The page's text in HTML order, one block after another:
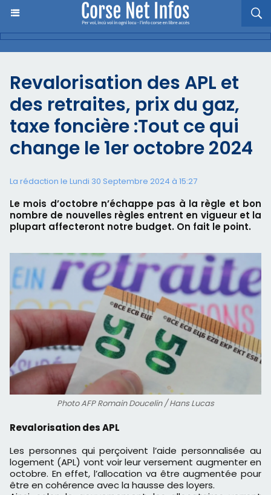
Revalorisation des APL et
des retraites, prix du gaz,
taxe foncière :Tout ce qui
change le 1er octobre 2024
La rédaction le Lundi 30 Septembre 2024 à 15:27
Le mois d’octobre n’échappe pas à la règle et bon
nombre de nouvelles règles entrent en vigueur et la
plupart affecteront notre budget. On fait le point.
Photo AFP Romain Doucelin / Hans Lucas
Revalorisation des APL
Les personnes qui perçoivent l’aide personnalisée au
logement (APL) vont voir leur versement augmenter en
octobre. En effet, l’allocation va être augmentée pour
être en cohérence avec la hausse des loyers.